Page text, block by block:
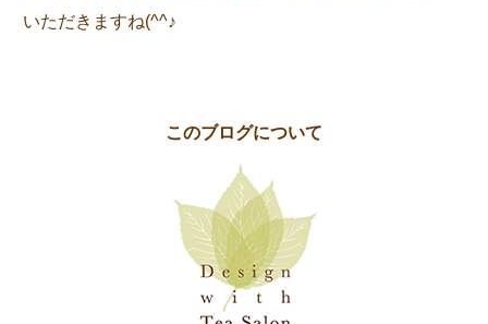
いただきますね(^^♪
このブログについて